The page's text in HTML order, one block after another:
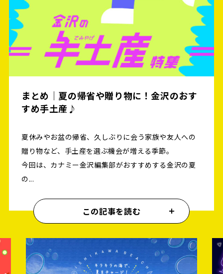
まとめ｜夏の帰省や贈り物に！金沢のおす
すめ手土産♪
夏休みやお盆の帰省、久しぶりに会う家族や友人への
贈り物など、手土産を選ぶ機会が増える季節。
今回は、カナミー金沢編集部がおすすめする金沢の夏
の...
この記事を読む